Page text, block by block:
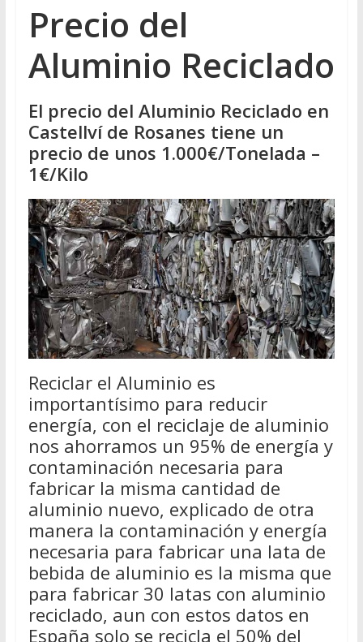
Precio del
Aluminio Reciclado
El precio del Aluminio Reciclado en
Castellví de Rosanes tiene un
precio de unos 1.000€/Tonelada –
1€/Kilo
Reciclar el Aluminio es
importantísimo para reducir
energía, con el reciclaje de aluminio
nos ahorramos un 95% de energía y
contaminación necesaria para
fabricar la misma cantidad de
aluminio nuevo, explicado de otra
manera la contaminación y energía
necesaria para fabricar una lata de
bebida de aluminio es la misma que
para fabricar 30 latas con aluminio
reciclado, aun con estos datos en
España solo se recicla el 50% del